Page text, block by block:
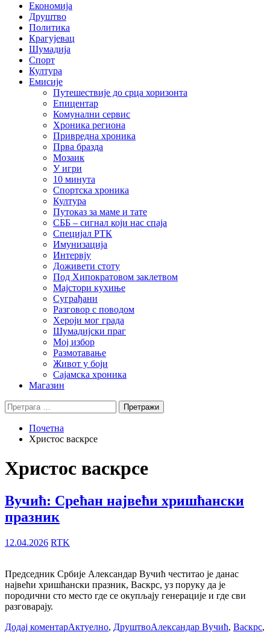
Економија
Друштво
Политика
Крагујевац
Шумадија
Спорт
Култура
Емисије
Путешествије до срца хоризонта
Епицентар
Комунални сервис
Хроника региона
Привредна хроника
Прва бразда
Мозаик
У игри
10 минута
Спортска хроника
Култура
Путоказ за маме и тате
СББ – сигнал који нас спаја
Специјал РТК
Имунизација
Интервју
Доживети стоту
Под Хипократовом заклетвом
Мајстори кухиње
Суграђани
Разговор с поводом
Хероји мог града
Шумадијски праг
Мој избор
Размотавање
Живот у боји
Сајамска хроника
Магазин
Претрага
за:
Почетна
Христос васкрсе
Христос васкрсе
Вучић: Срећан највећи хришћански
празник
12.04.2026 RTK
Председник Србије Александар Вучић честитао је данас
највећи хришћански празник, Васкрс, уз поруку да је
породични сто место где се окупљају генерације и где сви
разговарају.
Додај коментарАктуелно, ДруштвоАлександар Вучић, Васкрс,